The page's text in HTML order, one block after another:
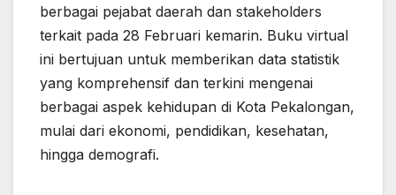
berbagai pejabat daerah dan stakeholders
terkait pada 28 Februari kemarin. Buku virtual
ini bertujuan untuk memberikan data statistik
yang komprehensif dan terkini mengenai
berbagai aspek kehidupan di Kota Pekalongan,
mulai dari ekonomi, pendidikan, kesehatan,
hingga demografi.